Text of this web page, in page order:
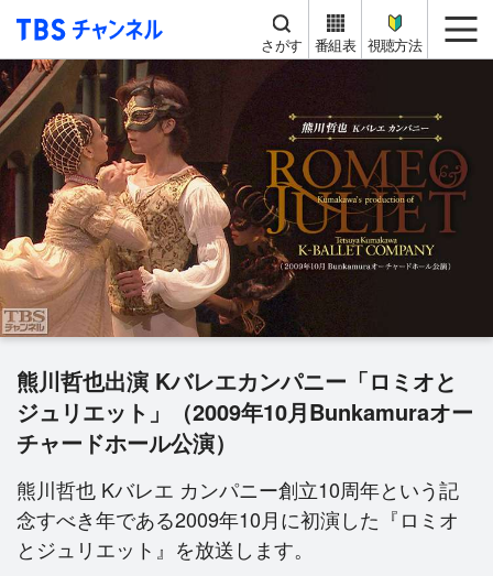
TBS チャンネル
さがす 番組表 視聴方法
熊川哲也出演 Kバレエカンパニー「ロミオと
ジュリエット」（2009年10月Bunkamuraオー
チャードホール公演）
熊川哲也 Kバレエ カンパニー創立10周年という記
念すべき年である2009年10月に初演した『ロミオ
とジュリエット』を放送します。